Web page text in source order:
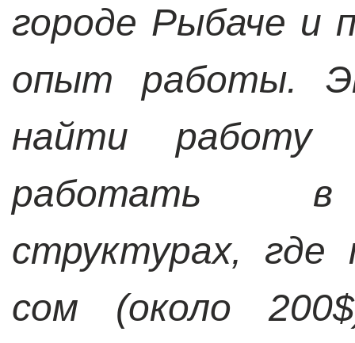
городе Рыбаче и
опыт работы.
найти
работать в
структурах,
сом (около